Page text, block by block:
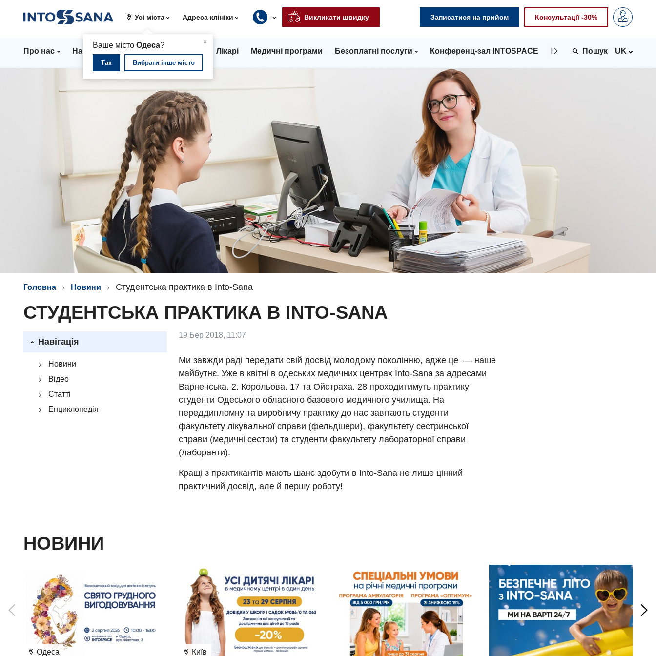
Усі міста
×
Ваше місто Одеса?
Так Вибрати інше місто
Адреса клініки Викликати швидку Записатися на прийом Консультації -30%
Про нас Напрямки Стаціонар Лікарі Медичні програми Безоплатні послуги Конференц-зал INTOSPACE Контакти UK
Головна Новини Студентська практика в Into-Sana
СТУДЕНТСЬКА ПРАКТИКА В INTO-SANA
Навігація
Новини
Відео
Статті
Енциклопедія
19 Бер 2018, 11:07
Ми завжди раді передати свій досвід молодому поколінню, адже це — наше
майбутнє. Уже в квітні в одеських медичних центрах Into-Sana за адресами
Варненська, 2, Корольова, 17 та Ойстраха, 28 проходитимуть практику
студенти Одеського обласного базового медичного училища. На
переддипломну та виробничу практику до нас завітають студенти
факультету лікувальної справи (фельдшери), факультету сестринської
справи (медичні сестри) та студенти факультету лабораторної справи
(лаборанти).
Кращі з практикантів мають шанс здобути в Into-Sana не лише цінний
практичний досвід, але й першу роботу!
НОВИНИ
Одеса Київ